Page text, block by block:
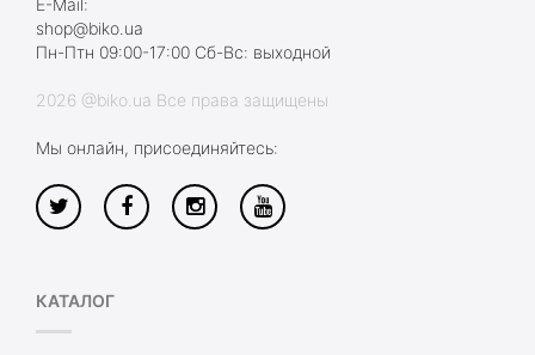
shop@biko.ua
Пн-Птн 09:00-17:00 Сб-Вс: выходной
2026 @biko.ua Все права защищены
Мы онлайн, присоединяйтесь:
КАТАЛОГ